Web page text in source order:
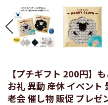
【プチギフト 200円】
お礼 異動 産休 イベント
老会 催し物 販促 プレゼ